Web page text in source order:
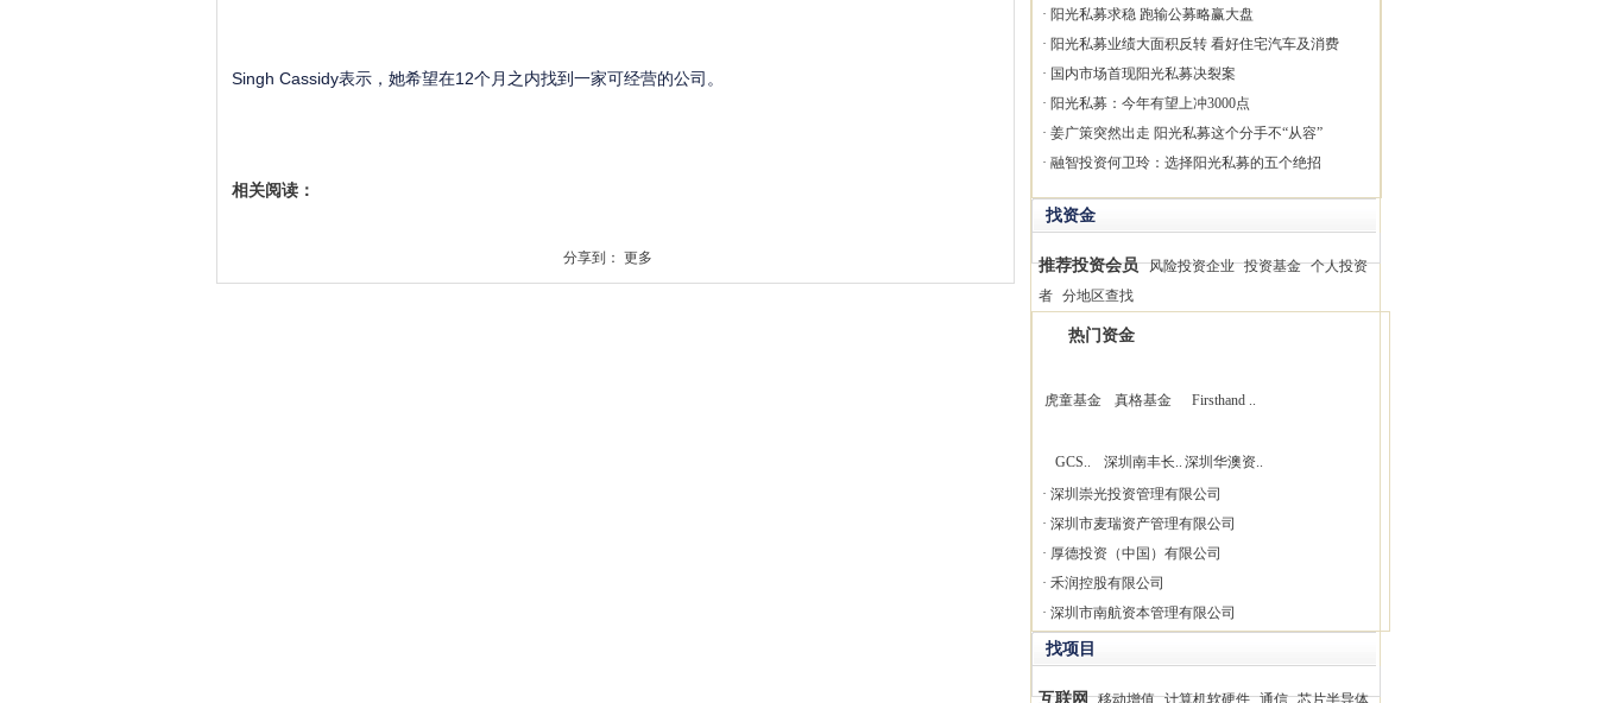
Singh Cassidy表示，她希望在12个月之内找到一家可经营的公司。
相关阅读：
分享到： 更多
· 阳光私募求稳 跑输公募略赢大盘
· 阳光私募业绩大面积反转 看好住宅汽车及消费
· 国内市场首现阳光私募决裂案
· 阳光私募：今年有望上冲3000点
· 姜广策突然出走 阳光私募这个分手不“从容”
· 融智投资何卫玲：选择阳光私募的五个绝招
找资金
推荐投资会员 风险投资企业 投资基金 个人投资
者 分地区查找
热门资金
虎童基金 真格基金 Firsthand ..
GCS.. 深圳南丰长.. 深圳华澳资..
· 深圳崇光投资管理有限公司
· 深圳市麦瑞资产管理有限公司
· 厚德投资（中国）有限公司
· 禾润控股有限公司
· 深圳市南航资本管理有限公司
找项目
互联网 移动增值 计算机软硬件 通信 芯片半导体